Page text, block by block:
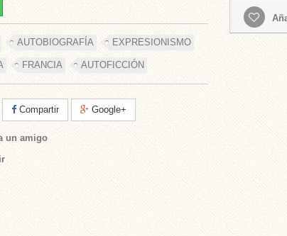
AUTOBIOGRAFÍA EXPRESIONISMO
FRANCIA AUTOFICCIÓN
Compartir Google+
un amigo